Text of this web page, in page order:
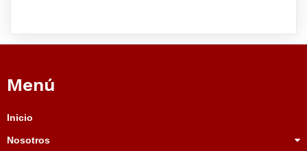
Menú
Inicio
Nosotros